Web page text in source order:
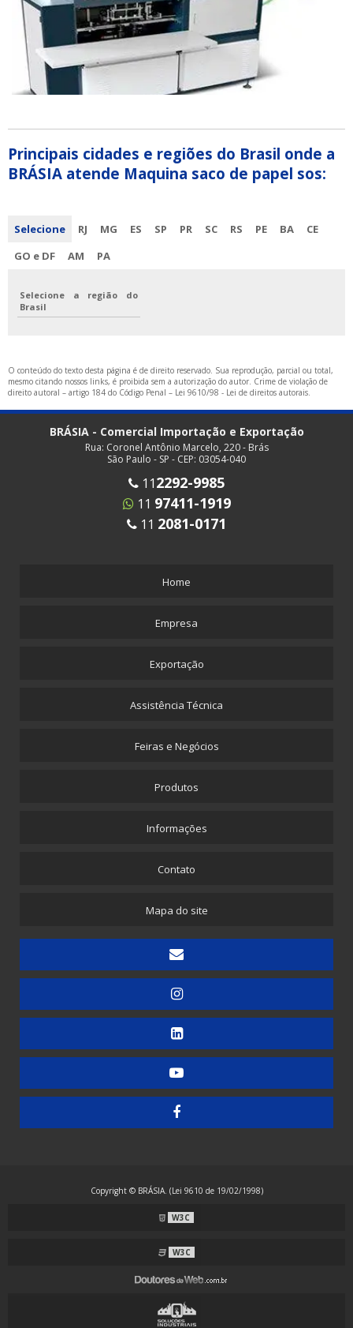
Principais cidades e regiões do Brasil onde a
BRÁSIA atende Maquina saco de papel sos:
Selecione RJ MG ES SP PR SC RS PE BA
CE
GO e DF
AM PA
Selecione a região do
Brasil
O conteúdo do texto desta página é de direito reservado. Sua reprodução, parcial ou total,
mesmo citando nossos links, é proibida sem a autorização do autor. Crime de violação de
direito autoral – artigo 184 do Código Penal – Lei 9610/98 - Lei de direitos autorais.
BRÁSIA - Comercial Importação e Exportação
Rua: Coronel Antônio Marcelo, 220 - Brás
São Paulo - SP - CEP: 03054-040
112292-9985
11 97411-1919
11 2081-0171
Home
Empresa
Exportação
Assistência Técnica
Feiras e Negócios
Produtos
Informações
Contato
Mapa do site
Copyright © BRÁSIA. (Lei 9610 de 19/02/1998)
W3C
W3C